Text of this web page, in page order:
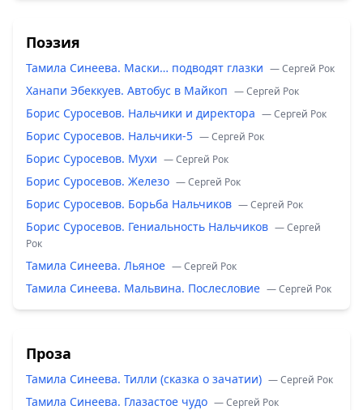
Поэзия
Тамила Синеева. Маски… подводят глазки — Сергей Рок
Ханапи Эбеккуев. Автобус в Майкоп — Сергей Рок
Борис Суросевов. Нальчики и директора — Сергей Рок
Борис Суросевов. Нальчики-5 — Сергей Рок
Борис Суросевов. Мухи — Сергей Рок
Борис Суросевов. Железо — Сергей Рок
Борис Суросевов. Борьба Нальчиков — Сергей Рок
Борис Суросевов. Гениальность Нальчиков — Сергей
Рок
Тамила Синеева. Льяное — Сергей Рок
Тамила Синеева. Мальвина. Послесловие — Сергей Рок
Проза
Тамила Синеева. Тилли (сказка о зачатии) — Сергей Рок
Тамила Синеева. Глазастое чудо — Сергей Рок